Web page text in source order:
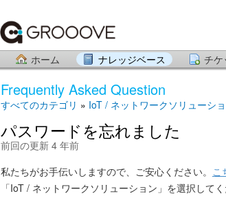
ホーム ナレッジベース チケ
Frequently Asked Question
すべてのカテゴリ » IoT / ネットワークソリューシ
パスワードを忘れました
前回の更新 4 年前
私たちがお手伝いしますので、ご安心ください。 こ
「IoT / ネットワークソリューション」を選択してく